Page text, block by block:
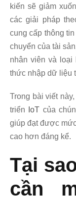
kiến ​​sẽ giảm
các giải pháp
cung cấp thông
chuyển của tài
nhân viên và
thức nhập dữ liệu
Trong bài viết
triển
IoT của
giúp đạt được
cao hơn đáng kể.
Tại
cần